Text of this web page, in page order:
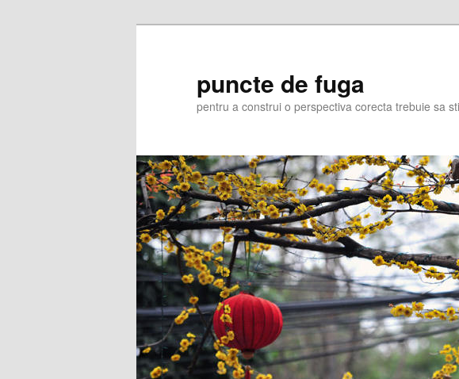
puncte de fuga
pentru a construi o perspectiva corecta trebuie sa